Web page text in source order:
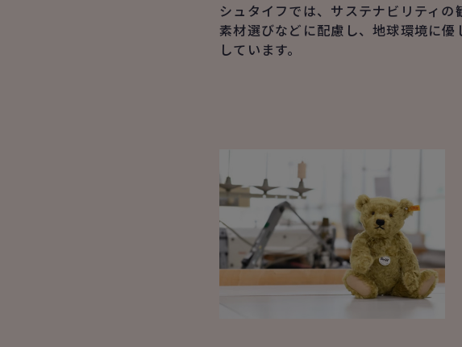
シュタイフでは、サステナビリティの
素材選びなどに配慮し、地球環境に優
しています。